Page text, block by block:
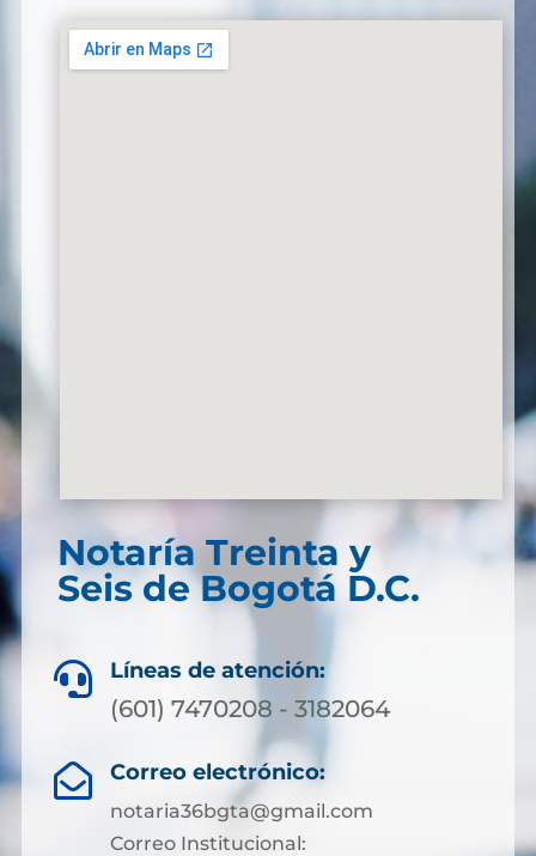
Notaría Treinta y
Seis de Bogotá D.C.
 Líneas de atención:
(601) 7470208 - 3182064
 Correo electrónico:
notaria36bgta@gmail.com
Correo Institucional: